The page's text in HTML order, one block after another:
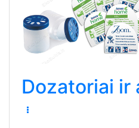
Dozatoriai ir